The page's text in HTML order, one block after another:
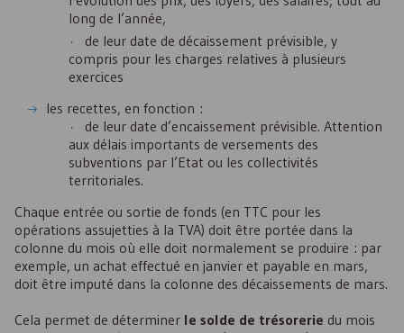
long de l’année,
de leur date de décaissement prévisible, y
compris pour les charges relatives à plusieurs
exercices
les recettes, en fonction :
de leur date d’encaissement prévisible. Attention
aux délais importants de versements des
subventions par l’Etat ou les collectivités
territoriales.
Chaque entrée ou sortie de fonds (en TTC pour les
opérations assujetties à la TVA) doit être portée dans la
colonne du mois où elle doit normalement se produire : par
exemple, un achat effectué en janvier et payable en mars,
doit être imputé dans la colonne des décaissements de mars.
Cela permet de déterminer le solde de trésorerie du mois